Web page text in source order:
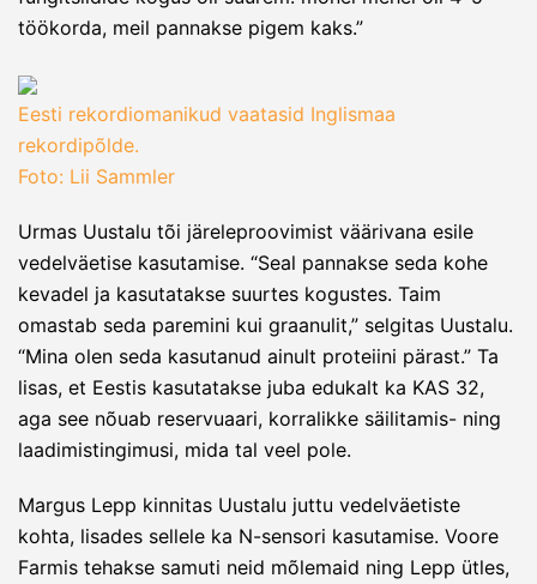
töökorda, meil pannakse pigem kaks.”
Eesti rekordiomanikud vaatasid Inglismaa
rekordipõlde.
Foto: Lii Sammler
Urmas Uustalu tõi järeleproovimist väärivana esile
vedelväetise kasutamise. “Seal pannakse seda kohe
kevadel ja kasutatakse suurtes kogustes. Taim
omastab seda paremini kui graanulit,” selgitas Uustalu.
“Mina olen seda kasutanud ainult proteiini pärast.” Ta
lisas, et Eestis kasutatakse juba edukalt ka KAS 32,
aga see nõuab reservuaari, korralikke säilitamis- ning
laadimistingimusi, mida tal veel pole.
Margus Lepp kinnitas Uustalu juttu vedelväetiste
kohta, lisades sellele ka N-sensori kasutamise. Voore
Farmis tehakse samuti neid mõlemaid ning Lepp ütles,